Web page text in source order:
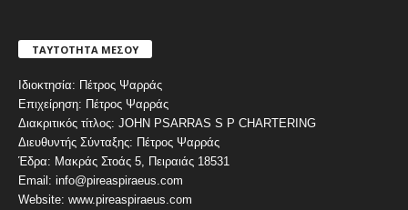
ΤΑΥΤΟΤΗΤΑ ΜΕΣΟΥ
Ιδιοκτησία: Πέτρος Ψαρράς
Επιχείρηση: Πέτρος Ψαρράς
Διακριτικός τίτλος: JOHN PSARRAS S P CHARTERING
Διευθυντής Σύνταξης: Πέτρος Ψαρράς
Έδρα: Μακράς Στοάς 5, Πειραιάς 18531
Email: info@pireaspiraeus.com
Website: www.pireaspiraeus.com